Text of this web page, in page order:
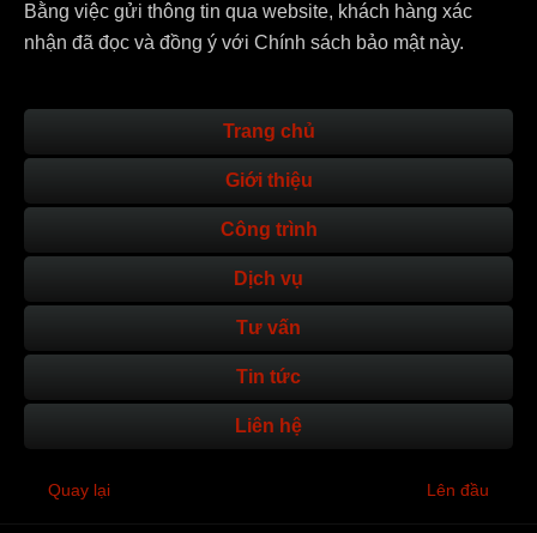
Bằng việc gửi thông tin qua website, khách hàng xác
nhận đã đọc và đồng ý với Chính sách bảo mật này.
Trang chủ
Giới thiệu
Công trình
Dịch vụ
Tư vấn
Tin tức
Liên hệ
Quay lại Lên đầu